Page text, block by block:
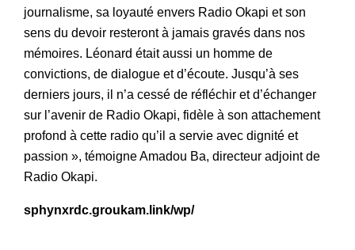
journalisme, sa loyauté envers Radio Okapi et son
sens du devoir resteront à jamais gravés dans nos
mémoires. Léonard était aussi un homme de
convictions, de dialogue et d’écoute. Jusqu’à ses
derniers jours, il n’a cessé de réfléchir et d’échanger
sur l’avenir de Radio Okapi, fidèle à son attachement
profond à cette radio qu’il a servie avec dignité et
passion », témoigne Amadou Ba, directeur adjoint de
Radio Okapi.
sphynxrdc.groukam.link/wp/